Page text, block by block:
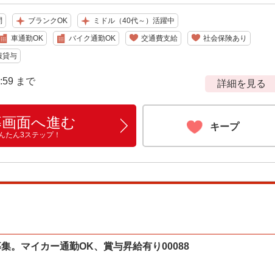
ブランクOK ミドル（40代～）活躍中
車通勤OK バイク通勤OK 交通費支給 社会保険あり
貸与
まで 詳細を見る
面へ進む
たん3ステップ！
キープ
。マイカー通勤OK、賞与昇給有り00088